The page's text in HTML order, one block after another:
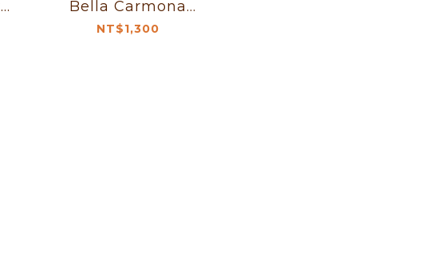
Bella Carmona
Washed 1kg
NT$1,300